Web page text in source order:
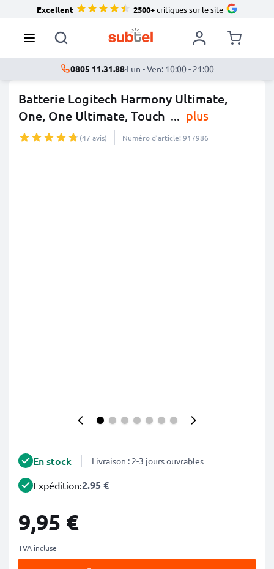
Excellent 2500+critiques sur le site
0805 11.31.88·Lun - Ven: 10:00 - 21:00
Batterie Logitech Harmony Ultimate,
One, One Ultimate, Touch ... plus
(47 avis) Numéro d’article: 917986
En stock Livraison : 2-3 jours ouvrables
Expédition:2.95 €
9,95 €
TVA incluse